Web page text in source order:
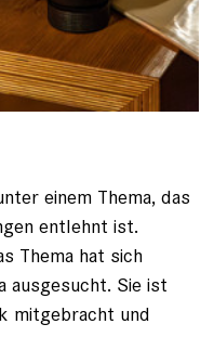
einem Thema, das
entlehnt ist.
Thema hat sich
ausgesucht. Sie ist
mitgebracht und